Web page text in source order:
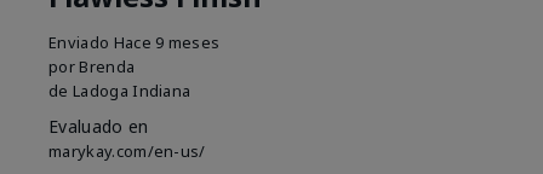
Enviado Hace 9 meses
por Brenda
de Ladoga Indiana
Evaluado en
marykay.com/en-us/